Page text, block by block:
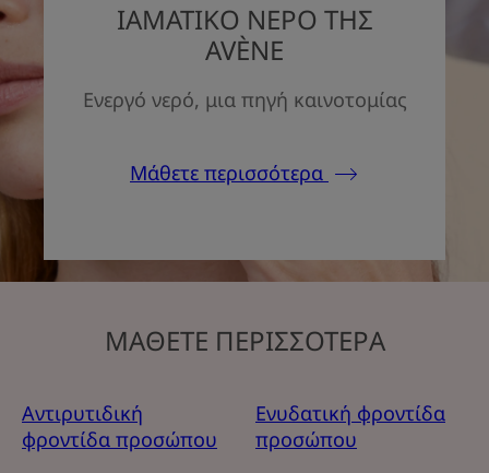
ΙΑΜΑΤΙΚΟ ΝΕΡΟ ΤΗΣ
AVÈNE
Ενεργό νερό, μια πηγή καινοτομίας
Μάθετε περισσότερα
ΜΑΘΕΤΕ ΠΕΡΙΣΣΟΤΕΡΑ
Αντιρυτιδική
φροντίδα προσώπου
Ενυδατική φροντίδα
προσώπου